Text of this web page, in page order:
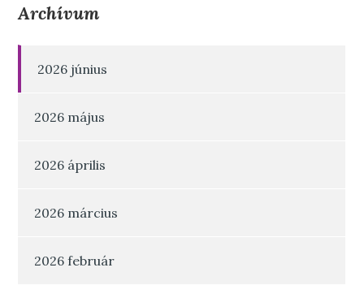
Archívum
2026 június
2026 május
2026 április
2026 március
2026 február